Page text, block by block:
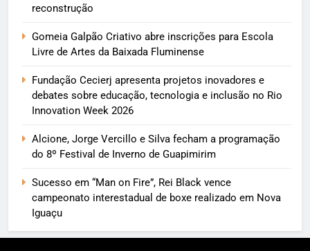
reconstrução
Gomeia Galpão Criativo abre inscrições para Escola
Livre de Artes da Baixada Fluminense
Fundação Cecierj apresenta projetos inovadores e
debates sobre educação, tecnologia e inclusão no Rio
Innovation Week 2026
Alcione, Jorge Vercillo e Silva fecham a programação
do 8º Festival de Inverno de Guapimirim
Sucesso em “Man on Fire”, Rei Black vence
campeonato interestadual de boxe realizado em Nova
Iguaçu